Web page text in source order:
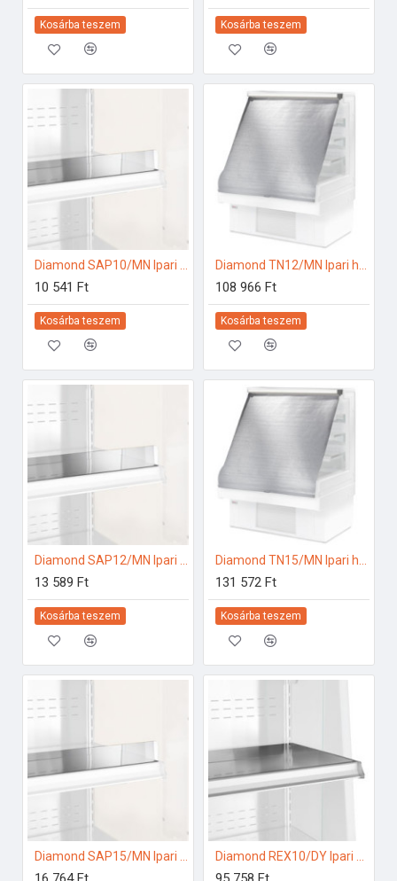
Kosárba teszem Kosárba teszem
10 541 Ft
Kosárba teszem
108 966 Ft
Kosárba teszem
Diamond SAP12/MN Ipari hűtő kiegészítők
13 589 Ft
Kosárba teszem
Diamond TN15/MN Ipari hűtő kiegészítők
131 572 Ft
Kosárba teszem
Diamond SAP15/MN Ipari hűtő kiegészítők Diamond REX10/DY Ipari hűtő kiegészítők